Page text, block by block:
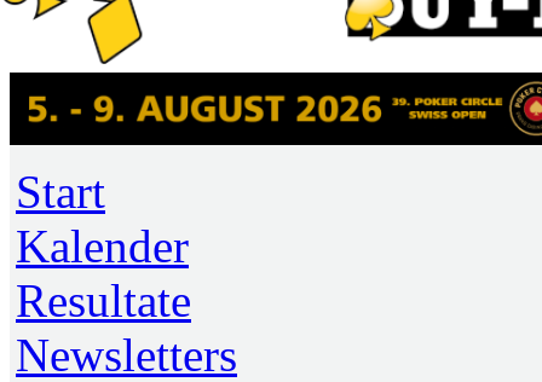
Start
Kalender
Resultate
Newsletters